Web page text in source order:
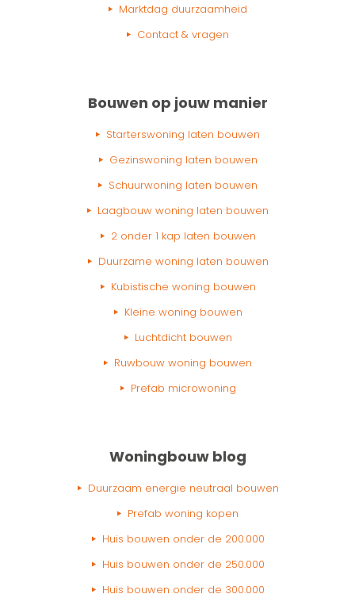
Marktdag duurzaamheid
Contact & vragen
Bouwen op jouw manier
Starterswoning laten bouwen
Gezinswoning laten bouwen
Schuurwoning laten bouwen
Laagbouw woning laten bouwen
2 onder 1 kap laten bouwen
Duurzame woning laten bouwen
Kubistische woning bouwen
Kleine woning bouwen
Luchtdicht bouwen
Ruwbouw woning bouwen
Prefab microwoning
Woningbouw blog
Duurzaam energie neutraal bouwen
Prefab woning kopen
Huis bouwen onder de 200.000
Huis bouwen onder de 250.000
Huis bouwen onder de 300.000